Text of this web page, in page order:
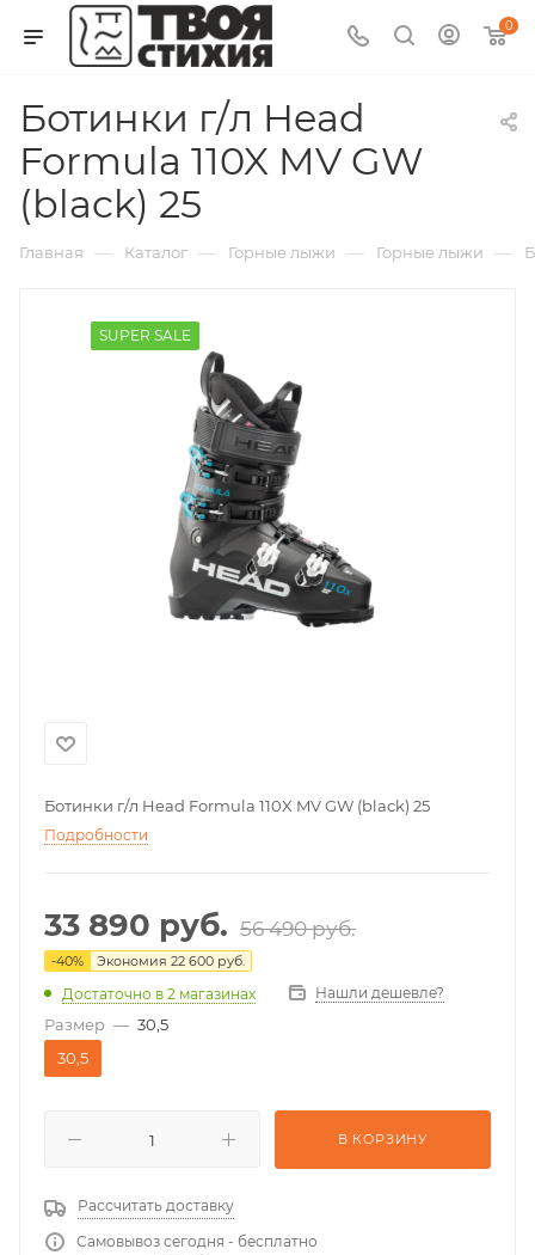
0
Ботинки г/л Head
Formula 110X MV GW
(black) 25
Главная — Каталог — Горные лыжи — Горные лыжи —
SUPER SALE
Ботинки г/л Head Formula 110X MV GW (black) 25
Подробности
33 890 руб. 56 490руб.
-40% Экономия 22 600 руб.
Достаточно в 2 магазинах Нашли дешевле?
Размер — 30,5
30,5
В КОРЗИНУ
Рассчитать доставку
Самовывоз сегодня - бесплатно